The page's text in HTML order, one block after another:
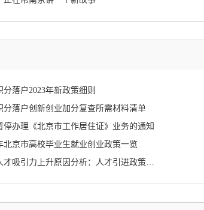
分落户2023年新政策细则
分落户创新创业加分复查所需材料清单
停办理《北京市工作居住证》业务的通知
北京市高校毕业生就业创业政策一览
北京人才吸引力上升原因分析：人才引进政策放宽